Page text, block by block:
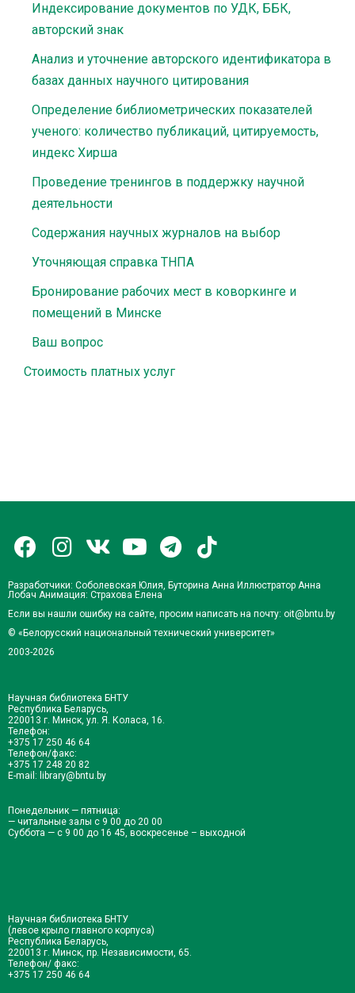
Индексирование документов по УДК, ББК,
авторский знак
Анализ и уточнение авторского идентификатора в
базах данных научного цитирования
Определение библиометрических показателей
ученого: количество публикаций, цитируемость,
индекс Хирша
Проведение тренингов в поддержку научной
деятельности
Содержания научных журналов на выбор
Уточняющая справка ТНПА
Бронирование рабочих мест в коворкинге и
помещений в Минске
Ваш вопрос
Стоимость платных услуг
Разработчики: Соболевская Юлия, Буторина Анна Иллюстратор Анна
Лобач Анимация: Страхова Елена
Если вы нашли ошибку на сайте, просим написать на почту: oit@bntu.by
© «Белорусский национальный технический университет»
2003-2026
Научная библиотека БНТУ
Республика Беларусь,
220013 г. Минск, ул. Я. Коласа, 16.
Телефон:
+375 17 250 46 64
Телефон/факс:
+375 17 248 20 82
E-mail: library@bntu.by
Понедельник — пятница:
— читальные залы с 9 00 до 20 00
Суббота — с 9 00 до 16 45, воскресенье – выходной
Научная библиотека БНТУ
(левое крыло главного корпуса)
Республика Беларусь,
220013 г. Минск, пр. Независимости, 65.
Телефон/ факс:
+375 17 250 46 64